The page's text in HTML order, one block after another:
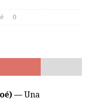
0
— Una